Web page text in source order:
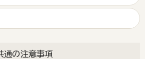
通の注意事項